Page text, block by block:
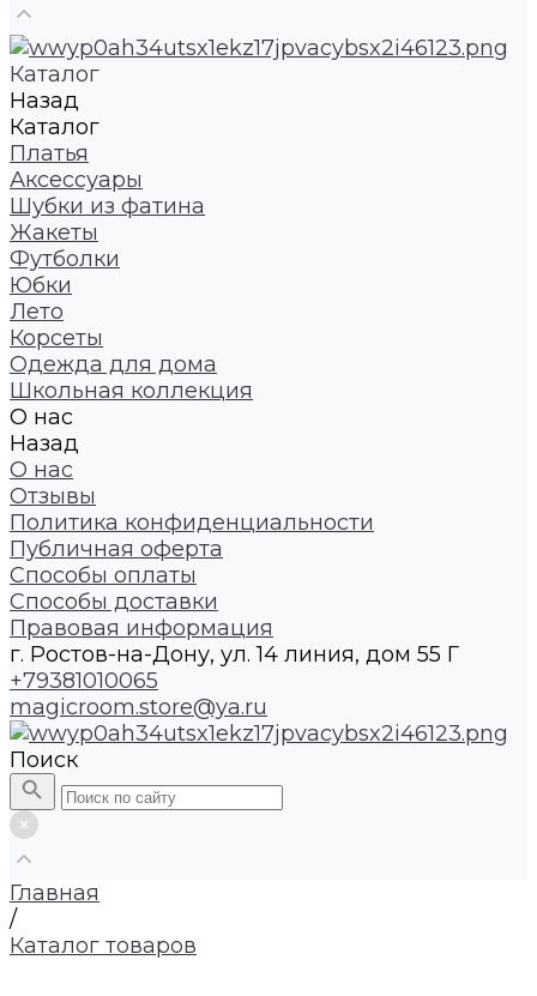
Каталог
Назад
Каталог
Платья
Аксессуары
Шубки из фатина
Жакеты
Футболки
Юбки
Лето
Корсеты
Одежда для дома
Школьная коллекция
О нас
Назад
О нас
Отзывы
Политика конфиденциальности
Публичная оферта
Способы оплаты
Способы доставки
Правовая информация
г. Ростов-на-Дону, ул. 14 линия, дом 55 Г
+79381010065
magicroom.store@ya.ru
Поиск
Главная
/
Каталог товаров